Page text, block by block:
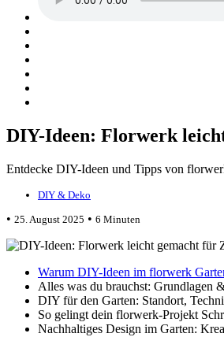
DIY-Ideen: Florwerk
Entdecke DIY-Ideen und Tipps von
DIY & Deko
• 25. August 2025 • 6 Minuten
Warum DIY-Ideen im florwerk
Alles was du brauchst: Grundlagen
DIY für den Garten: Standort,
So gelingt dein florwerk-Projekt
Nachhaltiges Design im Garten: